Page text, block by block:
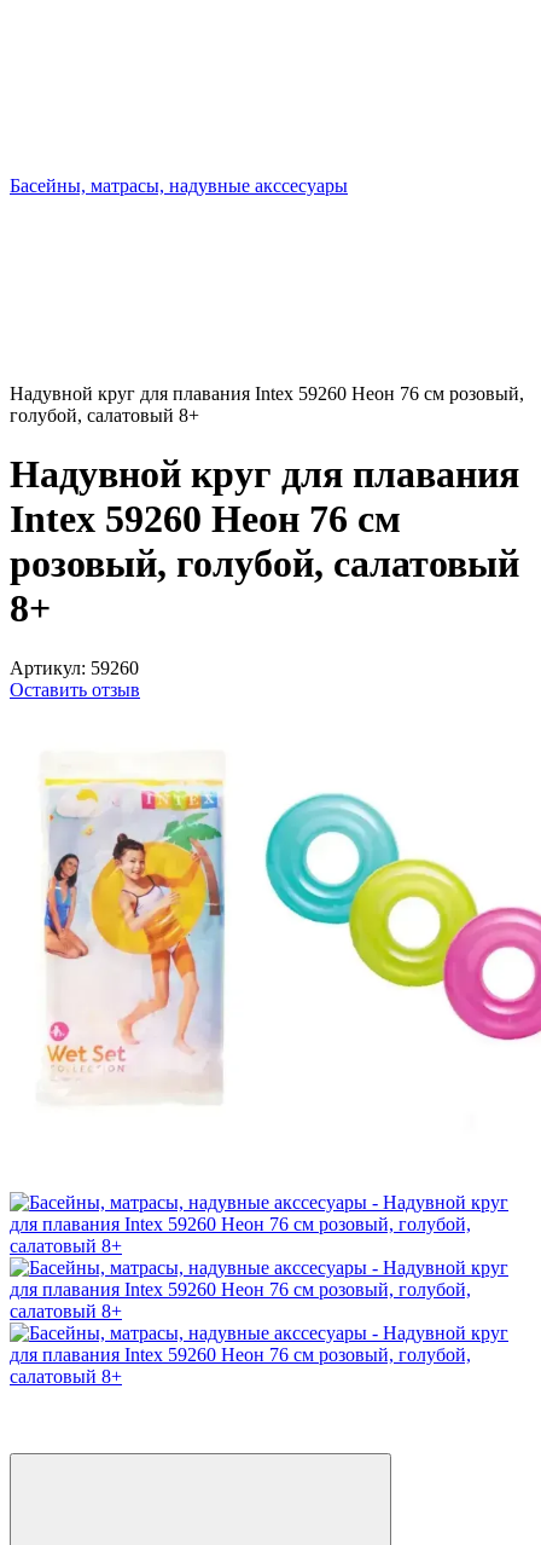
Басейны, матрасы, надувные акссесуары
Надувной круг для плавания Intex 59260 Неон 76 см розовый,
голубой, салатовый 8+
Надувной круг для плавания
Intex 59260 Неон 76 см
розовый, голубой, салатовый
8+
Артикул: 59260
Оставить отзыв